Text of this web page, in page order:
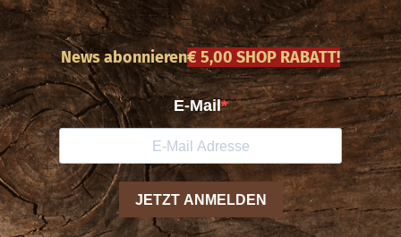
News abonnieren€ 5,00 SHOP RABATT!